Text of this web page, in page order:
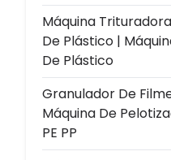
Máquina
De Plástico |
De Plástico
Granulador De
Máquina De
PE PP